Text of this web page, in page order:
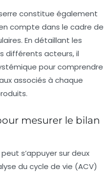
constitue également
compte dans le cadre de
En détaillant les
différents acteurs, il
pour comprendre
associés à chaque
mesurer le bilan
s’appuyer sur deux
du cycle de vie (ACV)